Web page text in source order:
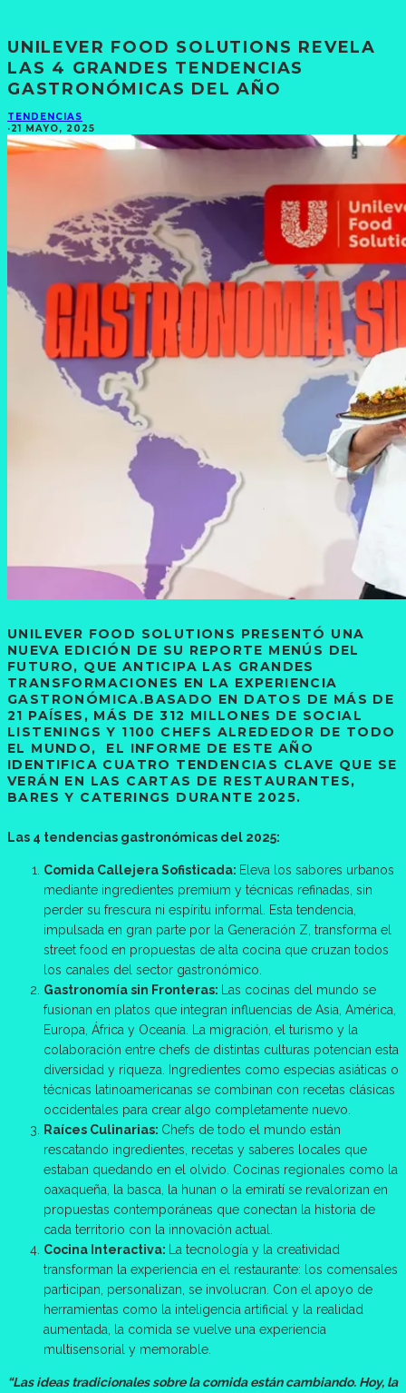
UNILEVER FOOD SOLUTIONS REVELA
LAS 4 GRANDES TENDENCIAS
GASTRONÓMICAS DEL AÑO
TENDENCIAS
·21 MAYO, 2025
UNILEVER FOOD SOLUTIONS PRESENTÓ UNA
NUEVA EDICIÓN DE SU REPORTE MENÚS DEL
FUTURO, QUE ANTICIPA LAS GRANDES
TRANSFORMACIONES EN LA EXPERIENCIA
GASTRONÓMICA.BASADO EN DATOS DE MÁS DE
21 PAÍSES, MÁS DE 312 MILLONES DE SOCIAL
LISTENINGS Y 1100 CHEFS ALREDEDOR DE TODO
EL MUNDO, EL INFORME DE ESTE AÑO
IDENTIFICA CUATRO TENDENCIAS CLAVE QUE SE
VERÁN EN LAS CARTAS DE RESTAURANTES,
BARES Y CATERINGS DURANTE 2025.
Las 4 tendencias gastronómicas del 2025:
Comida Callejera Sofisticada: Eleva los sabores urbanos
mediante ingredientes premium y técnicas refinadas, sin
perder su frescura ni espíritu informal. Esta tendencia,
impulsada en gran parte por la Generación Z, transforma el
street food en propuestas de alta cocina que cruzan todos
los canales del sector gastronómico.
Gastronomía sin Fronteras: Las cocinas del mundo se
fusionan en platos que integran influencias de Asia, América,
Europa, África y Oceanía. La migración, el turismo y la
colaboración entre chefs de distintas culturas potencian esta
diversidad y riqueza. Ingredientes como especias asiáticas o
técnicas latinoamericanas se combinan con recetas clásicas
occidentales para crear algo completamente nuevo.
Raíces Culinarias: Chefs de todo el mundo están
rescatando ingredientes, recetas y saberes locales que
estaban quedando en el olvido. Cocinas regionales como la
oaxaqueña, la basca, la hunan o la emiratí se revalorizan en
propuestas contemporáneas que conectan la historia de
cada territorio con la innovación actual.
Cocina Interactiva: La tecnología y la creatividad
transforman la experiencia en el restaurante: los comensales
participan, personalizan, se involucran. Con el apoyo de
herramientas como la inteligencia artificial y la realidad
aumentada, la comida se vuelve una experiencia
multisensorial y memorable.
“Las ideas tradicionales sobre la comida están cambiando. Hoy, la